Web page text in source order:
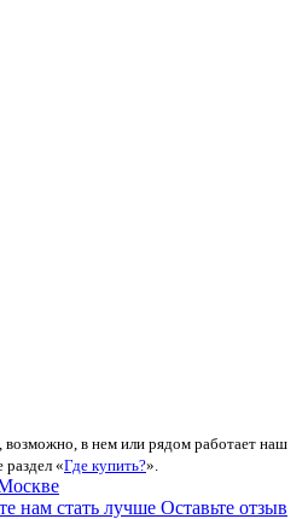
возможно, в нем или рядом работает наш
раздел «Где купить?».
нам стать лучше Оставьте отзыв